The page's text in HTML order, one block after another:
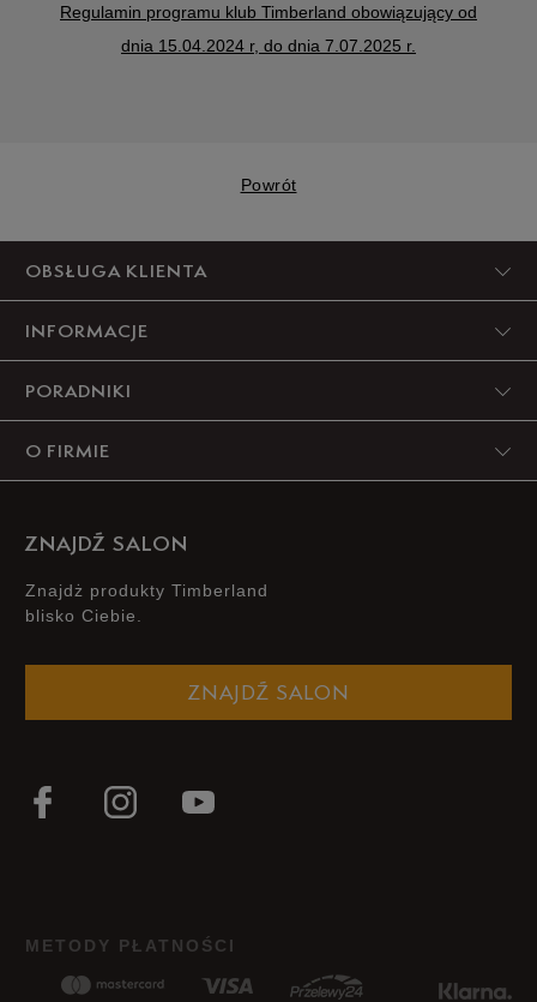
Regulamin programu klub Timberland obowiązujący od
dnia 15.04.2024 r, do dnia 7.07.2025 r.
Powrót
OBSŁUGA KLIENTA
INFORMACJE
PORADNIKI
O FIRMIE
ZNAJDŹ SALON
Znajdż produkty Timberland
blisko Ciebie.
ZNAJDŹ SALON
METODY PŁATNOŚCI